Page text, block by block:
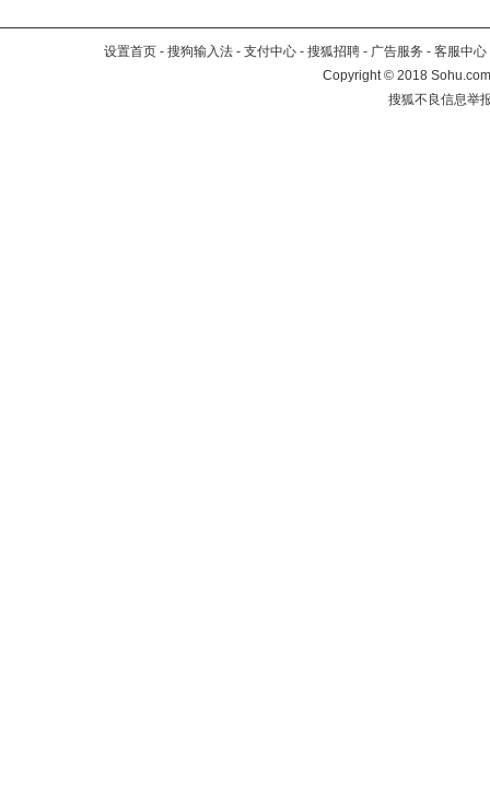
设置首页 - 搜狗输入法 - 支付中心 - 搜狐招聘 - 广告服务 - 客服中心
Copyright©2018
搜狐不良信息举